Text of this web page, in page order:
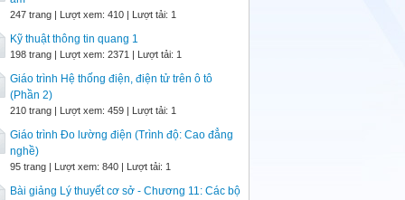
247 trang | Lượt xem: 410 | Lượt tải: 1
Kỹ thuật thông tin quang 1
198 trang | Lượt xem: 2371 | Lượt tải: 1
Giáo trình Hệ thống điện, điện tử trên ô tô
(Phần 2)
210 trang | Lượt xem: 459 | Lượt tải: 1
Giáo trình Đo lường điện (Trình độ: Cao đẳng
nghề)
95 trang | Lượt xem: 840 | Lượt tải: 1
Bài giảng Lý thuyết cơ sở - Chương 11: Các bộ